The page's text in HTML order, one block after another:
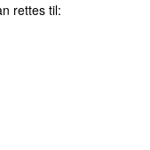
rettes til: